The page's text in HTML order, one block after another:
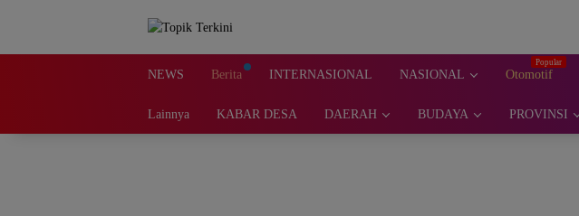
NEWS Berita INTERNASIONAL NASIONAL Otomotif
Lainnya KABAR DESA DAERAH BUDAYA PROVINSI